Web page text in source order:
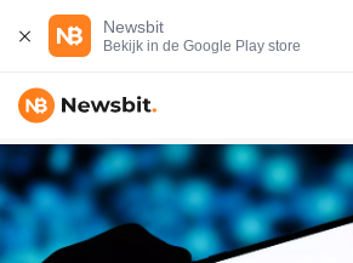
Newsbit
Bekijk in de Google Play store